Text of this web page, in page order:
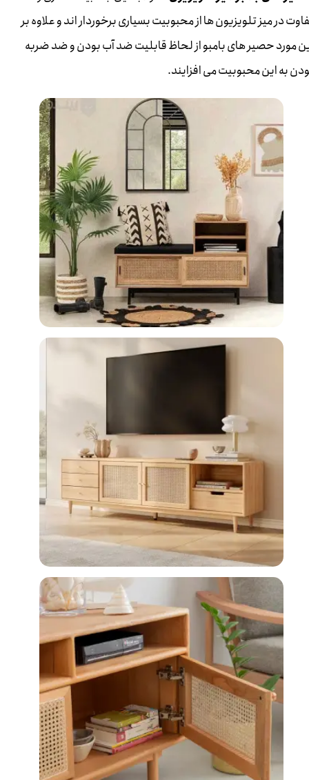
در میز تلویزیون ها از محبوبیت بسیاری برخوردار اند و علاوه بر
مورد حصیر های بامبو از لحاظ قابلیت ضد آب بودن و ضد ضربه
به این محبوبیت می افزایند.